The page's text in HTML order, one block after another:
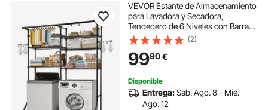
VEVOR Estante de Almacenamiento
para Lavadora y Secadora,
Tendedero de 6 Niveles con Barra y
Ganchos, Estantes Ajustables de
dos Filas para Lavadora, Ahorra
Espacio para Lavadero, Color
Negro
(2)
9990€
Disponible
Entrega:Sáb. Ago. 8 - Mié.
Ago. 12